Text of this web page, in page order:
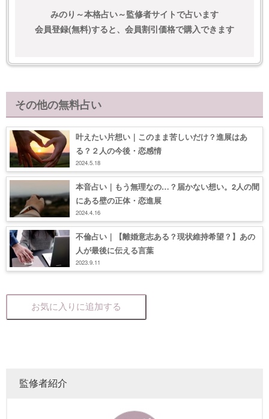
みのり～本格占い～監修者サイトで占います
会員登録(無料)すると、会員割引価格で購入できます
その他の無料占い
叶えたい片想い｜このまま苦しいだけ？進展はあ
る？２人の今後・恋感情
2024.5.18
本音占い｜もう無理なの…？届かない想い。2人の間
にある壁の正体・恋進展
2024.4.16
不倫占い｜【離婚意志ある？現状維持希望？】あの
人が最後に伝える言葉
2023.9.11
お気に入りに追加する
監修者紹介